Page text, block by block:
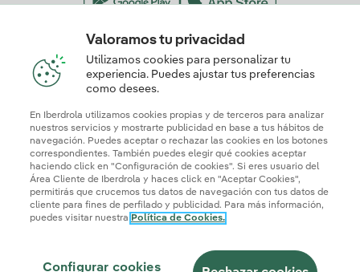
Nuestros certificados de confianza
Mapa webInformación legal y Política de cookies
Seguridad de la informaciónAccesibilidad
¿Cómo ser colaborador?
Transparencia IAIberdrola.com
Valoramos tu privacidad
Utilizamos cookies para personalizar tu
experiencia. Puedes ajustar tus preferencias
como desees.
En Iberdrola utilizamos cookies propias y de terceros para analizar
nuestros servicios y mostrarte publicidad en base a tus hábitos de
navegación. Puedes aceptar o rechazar las cookies en los botones
correspondientes. También puedes elegir qué cookies aceptar
haciendo click en "Configuración de cookies". Si eres usuario del
Área Cliente de Iberdrola y haces click en "Aceptar Cookies",
permitirás que crucemos tus datos de navegación con tus datos de
cliente para fines de perfilado y publicidad. Para más información,
puedes visitar nuestra Política de Cookies.
Configurar cookies